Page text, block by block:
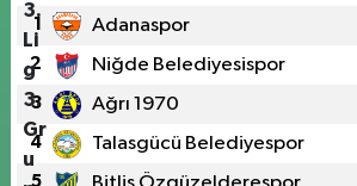
1 Adanaspor
2 Niğde Belediyesispor
3 Ağrı 1970
4 Talasgücü Belediyespor
5